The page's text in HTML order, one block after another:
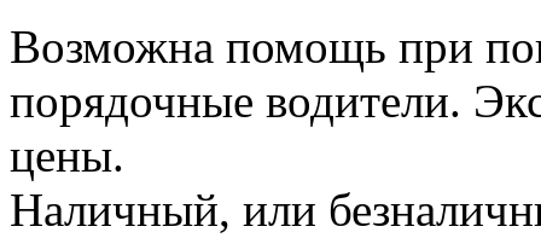
Возможна помощь при
порядочные водители.
цены.
Наличный, или